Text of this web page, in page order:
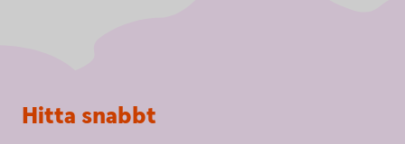
Sidfot
Hitta snabbt